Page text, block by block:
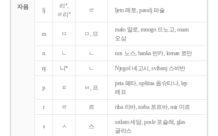
자음 lj
리*,
ㄹ리*
ㄹ ljeto 레토, pasulj 파술
m ㅁ ㅁ, 므
malo 말로, mnogo 므노고, osam
오삼
n ㄴ ㄴ nos 노스, banka 반카, loman 로만
nj 니* ㄴ Njegoš 녜고시, svibanj 스비반
p ㅍ ㅂ, 프
peta 페타, opština 옵슈티나, lep
레프
r ㄹ 르 riba 리바, torba 토르바, mir 미르
s ㅅ 스
sedam 세담, posle 포슬레, glas
글라스